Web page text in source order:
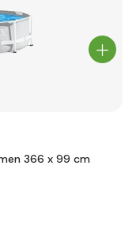
366 x 99 cm